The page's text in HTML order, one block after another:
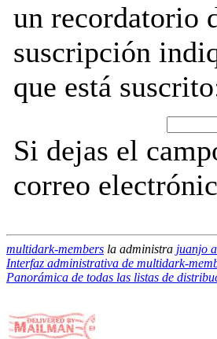
un recordatorio
suscripción
que está
Si dejas el
correo
multidark-members la administra juanjo
Interfaz administrativa de multidark-
Panorámica de todas las listas de